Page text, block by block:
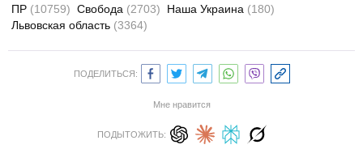
ПР (10759) Свобода (2703) Наша Украина (180)
Львовская область (3364)
ПОДЕЛИТЬСЯ:
Мне нравится
ПОДЫТОЖИТЬ: